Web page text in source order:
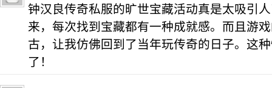
钟汉良传奇私服的旷世宝藏活动真是太吸引
来，每次找到宝藏都有一种成就感。而且游
古，让我仿佛回到了当年玩传奇的日子。这
了！